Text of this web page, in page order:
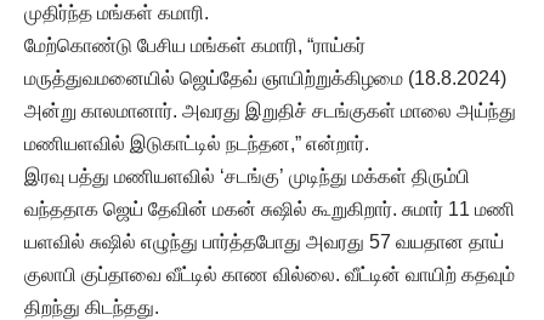
முதிர்ந்த மங்கள் கமாரி.
மேற்கொண்டு பேசிய மங்கள் கமாரி, “ராய்கர்
மருத்துவமனையில் ஜெய்தேவ் ஞாயிற்றுக்கிழமை (18.8.2024)
அன்று காலமானார். அவரது இறுதிச் சடங்குகள் மாலை அய்ந்து
மணியளவில் இடுகாட்டில் நடந்தன,” என்றார்.
இரவு பத்து மணியளவில் ‘சடங்கு’ முடிந்து மக்கள் திரும்பி
வந்ததாக ஜெய் தேவின் மகன் சுஷில் கூறுகிறார். சுமார் 11 மணி
யளவில் சுஷில் எழுந்து பார்த்தபோது அவரது 57 வயதான தாய்
குலாபி குப்தாவை வீட்டில் காண வில்லை. வீட்டின் வாயிற் கதவும்
திறந்து கிடந்தது.